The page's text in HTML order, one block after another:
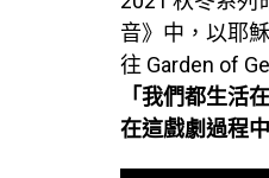
音》中，以耶
往 Garden of
「我們都生活
在這戲劇過程